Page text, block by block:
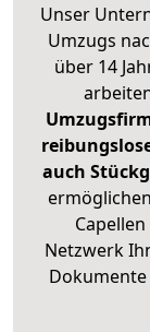
Unser
Umzugs
über 14
auch
Netzwerk